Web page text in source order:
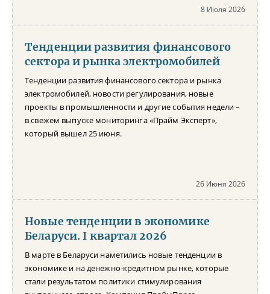
8 Июля 2026
Тенденции развития финансового
сектора и рынка электромобилей
Тенденции развития финансового сектора и рынка
электромобилей, новости регулирования, новые
проекты в промышленности и другие события недели –
в свежем выпуске мониторинга «Прайм Эксперт»,
который вышел 25 июня.
26 Июня 2026
Новые тенденции в экономике
Беларуси. I квартал 2026
В марте в Беларуси наметились новые тенденции в
экономике и на денежно-кредитном рынке, которые
стали результатом политики стимулирования